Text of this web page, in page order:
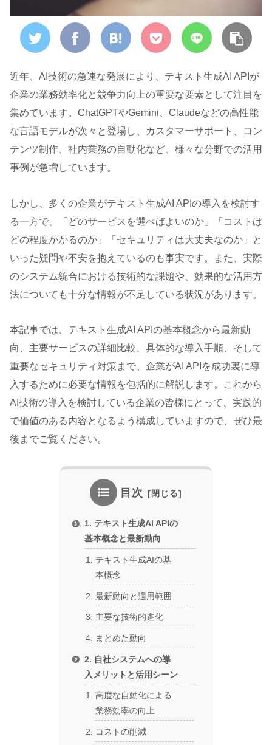
近年、AI技術の急速な発展により、テキスト生成AI APIが
企業の業務効率化と競争力向上の重要な要素として注目を
集めています。ChatGPTやGemini、Claudeなどの高性能
な言語モデルが次々と登場し、カスタマーサポート、コン
テンツ制作、社内業務の自動化など、様々な分野での活用
事例が急増しています。
しかし、多くの企業がテキスト生成AI APIの導入を検討す
る一方で、「どのサービスを選べばよいのか」「コストは
どの程度かかるのか」「セキュリティは大丈夫なのか」と
いった疑問や不安を抱えているのも事実です。また、実際
のシステム統合における技術的な課題や、効果的な活用方
法についても十分な情報が不足している状況があります。
本記事では、テキスト生成AI APIの基本概念から最新動
向、主要サービスの詳細比較、具体的な導入手順、そして
重要なセキュリティ対策まで、企業がAI APIを成功裏に導
入するために必要な情報を包括的に解説します。これから
AI技術の導入を検討している企業の皆様にとって、実践的
で価値のある内容となるよう構成していますので、ぜひ最
後までご覧ください。
目次
1. テキスト生成AI APIの
基本概念と最新動向
テキスト生成AIの基
本概念
最新動向と適用範囲
主要な技術的進化
まとめた動向
2. 自社システムへの導
入メリットと活用シーン
高度な自動化による
業務効率の向上
コストの削減